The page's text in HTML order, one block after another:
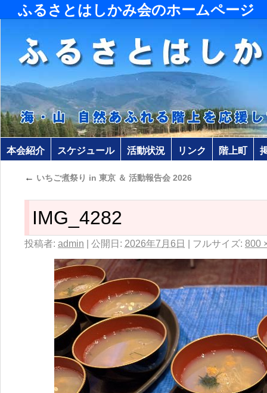
ふるさとはしかみ会のホームページ
本会紹介 スケジュール 活動状況 リンク 階上町
← いちご煮祭り in 東京 ＆ 活動報告会 2026
IMG_4282
投稿者: admin 公開日: 2026年7月6日 フルサイズ: 800